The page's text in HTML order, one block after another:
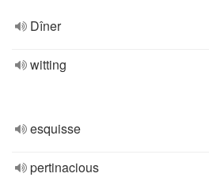
Dîner
witting
esquisse
pertinacious